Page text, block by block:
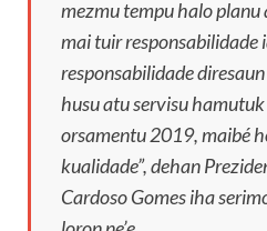
mezmu tempu halo planu
mai tuir
responsabilidade
husu atu servisu
orsamentu 2019, maibé
kualidade”, dehan
Cardoso Gomes iha